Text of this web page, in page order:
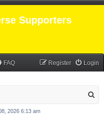
Supporters
FAQ Login
Register
2026 6:13 am